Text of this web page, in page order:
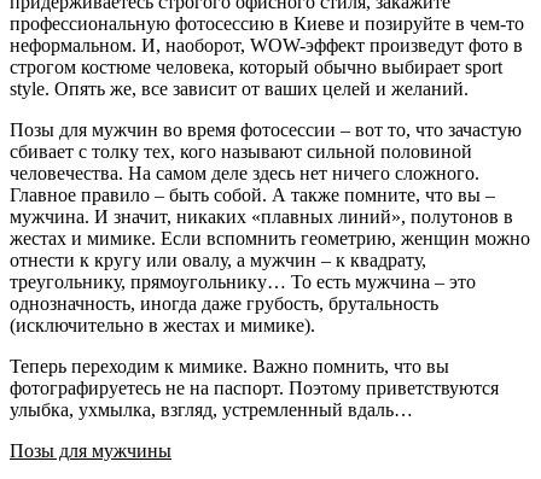
профессиональную фотосессию в Киеве и позируйте в чем-то
неформальном. И, наоборот, WOW-эффект произведут фото в
строгом костюме человека, который обычно выбирает sport
style. Опять же, все зависит от ваших целей и желаний.
Позы для мужчин во время фотосессии – вот то, что зачастую
сбивает с толку тех, кого называют сильной половиной
человечества. На самом деле здесь нет ничего сложного.
Главное правило – быть собой. А также помните, что вы –
мужчина. И значит, никаких «плавных линий», полутонов в
жестах и мимике. Если вспомнить геометрию, женщин можно
отнести к кругу или овалу, а мужчин – к квадрату,
треугольнику, прямоугольнику… То есть мужчина – это
однозначность, иногда даже грубость, брутальность
(исключительно в жестах и мимике).
Теперь переходим к мимике. Важно помнить, что вы
фотографируетесь не на паспорт. Поэтому приветствуются
улыбка, ухмылка, взгляд, устремленный вдаль…
Позы для мужчины